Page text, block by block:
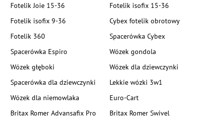
Fotelik Joie 15-36
Fotelik isofix 15-36
Fotelik isofix 9-36
Cybex fotelik obrotowy
Fotelik 360
Spacerówka Cybex
Spacerówka Espiro
Wózek gondola
Wózek głęboki
Wózek dla dziewczynki
Spacerówka dla dziewczynki
Lekkie wózki 3w1
Wózek dla niemowlaka
Euro-Cart
Britax Romer Advansafix Pro
Britax Romer Swivel